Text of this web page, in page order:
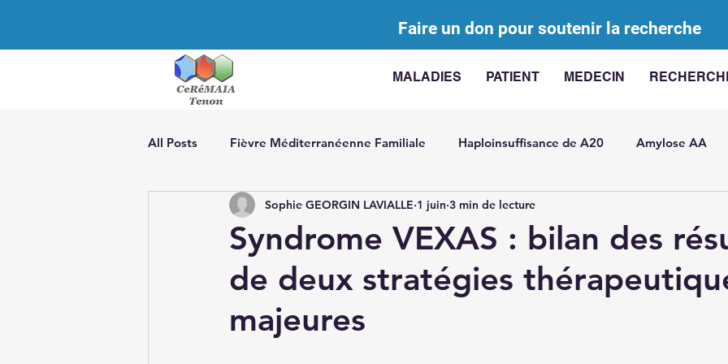
Faire un don pour soutenir la recherche
MALADIES PATIENT MEDECIN
All Posts Fièvre Méditerranéenne Familiale Haploinsuffisance de A20 Amylose AA
TRAPS La prise en charge des MAI AA Challenge
Veille bibliographique sur la FMF MAI avec élévation IL-18 Mutations somatiques
Traitement des MAI
Syndrome VEXAS : bilan des
de deux stratégies
majeures
Sophie GEORGIN LAVIALLE 1 juin 3 min de lecture